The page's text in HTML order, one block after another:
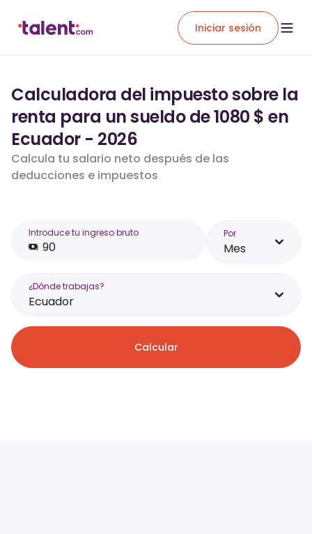
Iniciar sesión
Calculadora del impuesto sobre la
renta para un sueldo de 1080 $ en
Ecuador - 2026
Calcula tu salario neto después de las
deducciones e impuestos
Introduce tu ingreso bruto Por
Mes
¿Dónde trabajas?
Ecuador
Calcular